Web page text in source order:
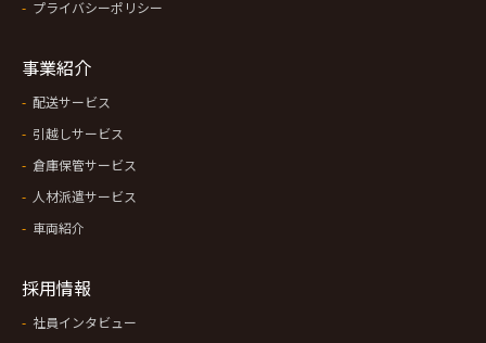
プライバシーポリシー
事業紹介
配送サービス
引越しサービス
倉庫保管サービス
人材派遣サービス
車両紹介
採用情報
社員インタビュー